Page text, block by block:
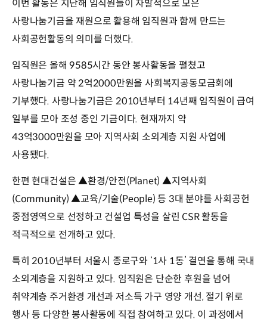
이번 활동은 지난해 임직원들이 자발적으로 모은
사랑나눔기금을 재원으로 활용해 임직원과 함께 만드는
사회공헌활동의 의미를 더했다.
임직원은 올해 9585시간 동안 봉사활동을 펼쳤고
사랑나눔기금 약 2억2000만원을 사회복지공동모금회에
기부했다. 사랑나눔기금은 2010년부터 14년째 임직원이 급여
일부를 모아 조성 중인 기금이다. 현재까지 약
43억3000만원을 모아 지역사회 소외계층 지원 사업에
사용됐다.
한편 현대건설은 ▲환경/안전(Planet) ▲지역사회
(Community) ▲교육/기술(People) 등 3대 분야를 사회공헌
중점영역으로 선정하고 건설업 특성을 살린 CSR 활동을
적극적으로 전개하고 있다.
특히 2010년부터 서울시 종로구와 ‘1사 1동’ 결연을 통해 국내
소외계층을 지원하고 있다. 임직원은 단순한 후원을 넘어
취약계층 주거환경 개선과 저소득 가구 영양 개선, 절기 위로
행사 등 다양한 봉사활동에 직접 참여하고 있다. 이 과정에서